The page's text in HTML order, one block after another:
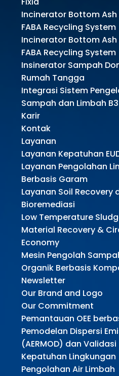
Incinerator Bottom Ash
FABA Recycling System
Incinerator Bottom Ash
FABA Recycling System
Insinerator Sampah
Rumah Tangga
Integrasi Sistem
Sampah dan Limbah B3
Karir
Kontak
Layanan
Layanan Kepatuhan
Layanan Pengolahan
Berbasis Garam
Layanan Soil Recovery
Bioremediasi
Low Temperature
Material Recovery &
Economy
Mesin Pengolah
Organik Berbasis
Newsletter
Our Brand and Logo
Our Commitment
Pemantauan OEE
Pemodelan Dispersi
(AERMOD) dan Validasi
Kepatuhan Lingkungan
Pengolahan Air Limbah